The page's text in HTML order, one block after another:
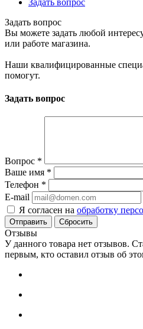
Задать вопрос
Вы можете задать любой
или работе магазина.
Наши квалифицированные
помогут.
Задать вопрос
Вопрос *
Ваше имя *
Телефон *
E-mail
Я согласен на обработку
Сбросить
Отзывы
У данного товара нет отзывов.
первым, кто оставил отзыв об